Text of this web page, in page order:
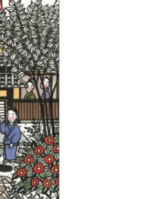
リーズ
ーパー
ー